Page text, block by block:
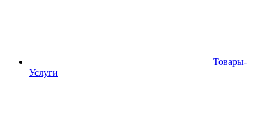
Товары-
Услуги